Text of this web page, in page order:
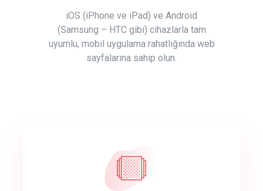
iOS (iPhone ve iPad) ve Android
(Samsung – HTC gibi) cihazlarla tam
uyumlu, mobil uygulama rahatlığında web
sayfalarına sahip olun.